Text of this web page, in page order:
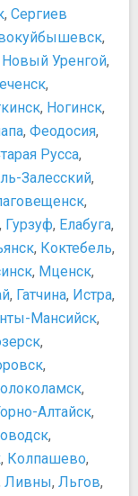
, Сергиев
,
Новый Уренгой,
,
, Ногинск,
, Феодосия,
Русса,
Залесский,
,
, Гурзуф, Елабуга,
, Коктебель,
, Мценск,
, Гатчина, Истра,
Мансийск,
,
,
,
Алтайск,
,
, Колпашево,
Ливны, Льгов,